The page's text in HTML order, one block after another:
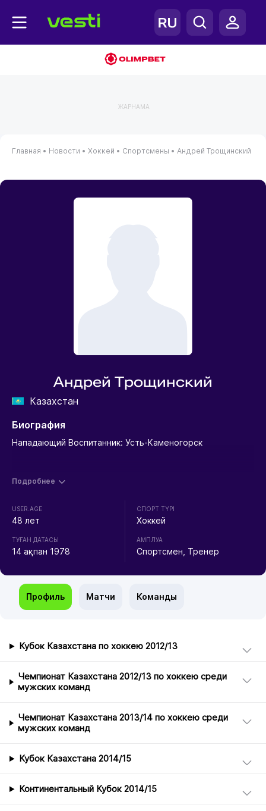
ЖАРНАМА
Главная • Новости • Хоккей • Спортсмены • Андрей Трощинский
Андрей Трощинский
Казахстан
Биография
Нападающий Воспитанник: Усть-Каменогорск
Подробнее
USER.AGE
48 лет
ТУҒАН ДАТАСЫ
14 ақпан 1978
СПОРТ ТҮРІ
Хоккей
АМПЛУА
Спортсмен, Тренер
Профиль Матчи Команды
Кубок Казахстана по хоккею 2012/13
Чемпионат Казахстана 2012/13 по хоккею среди
мужских команд
Чемпионат Казахстана 2013/14 по хоккею среди
мужских команд
Кубок Казахстана 2014/15
Континентальный Кубок 2014/15